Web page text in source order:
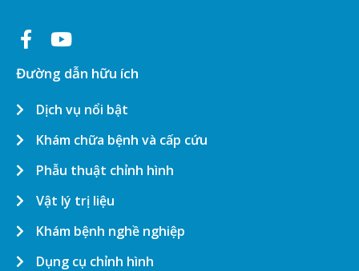
Đường dẫn hữu ích
Dịch vụ nổi bật
Khám chữa bệnh và cấp cứu
Phẫu thuật chỉnh hình
Vật lý trị liệu
Khám bệnh nghề nghiệp
Dụng cụ chỉnh hình